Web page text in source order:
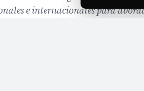
e internacionales para